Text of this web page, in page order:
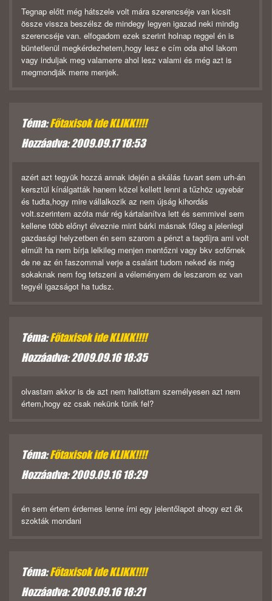
Tegnap előtt még hátszele volt mára szerencséje van kicsit
össze vissza beszélsz de mindegy legyen igazad neki mindig
szerencséje van. elfogadom ezek szerint holnap reggel én is
büntetlenül megkérdezhetem,hogy lesz e cím oda ahol lakom
vagy induljak meg valamerre ahol lesz valami és még azt is
megmondják merre menjek.
Téma:Főtaxisok ide KLIKK!!!!
Hozzáadva: 2009.09.17 18:53
azért azt tegyük hozzá annak idején a skálás fuvart sem urh-án
kersztül kínálgatták hanem közel kellett lenni a tűzhöz ugyebár
és tudta,hogy mire vállalkozik az nem újság kihordás
volt.szerintem azóta már rég kártalanítva lett és semmivel sem
kellene több előnyt élveznie mint bárki másnak főleg a jelenlegi
gazdasági helyzetben én sem szarom a pénzt a tagdíjra ami volt
elmúlt ha nem bírja lelkileg menjen mentőzni vagy bkv sofőrnek
de ne az én faszommal verje a csalánt tudom neked és még
sokaknak nem fog tetszeni a véleményem de leszarom ez van
tegyél igazságot ha tudsz.
Téma:Főtaxisok ide KLIKK!!!!
Hozzáadva: 2009.09.16 18:35
olvastam akkor is de azt nem hallottam személyesen azt nem
értem,hogy ez csak nekünk tünik fel?
Téma:Főtaxisok ide KLIKK!!!!
Hozzáadva: 2009.09.16 18:29
én sem értem érdemes lenne írni egy jelentőlapot ahogy ezt ők
szokták mondani
Téma:Főtaxisok ide KLIKK!!!!
Hozzáadva: 2009.09.16 18:21